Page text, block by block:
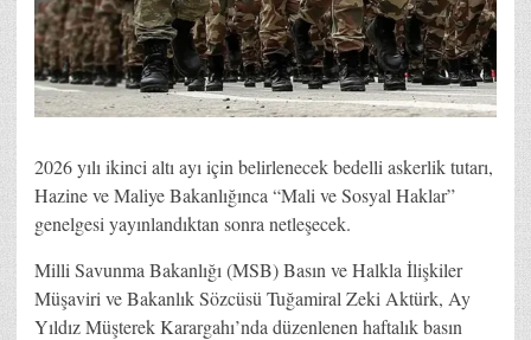
2026 yılı ikinci altı ayı için belirlenecek bedelli askerlik tutarı,
Hazine ve Maliye Bakanlığınca “Mali ve Sosyal Haklar”
genelgesi yayınlandıktan sonra netleşecek.
Milli Savunma Bakanlığı (MSB) Basın ve Halkla İlişkiler
Müşaviri ve Bakanlık Sözcüsü Tuğamiral Zeki Aktürk, Ay
Yıldız Müşterek Karargahı’nda düzenlenen haftalık basın